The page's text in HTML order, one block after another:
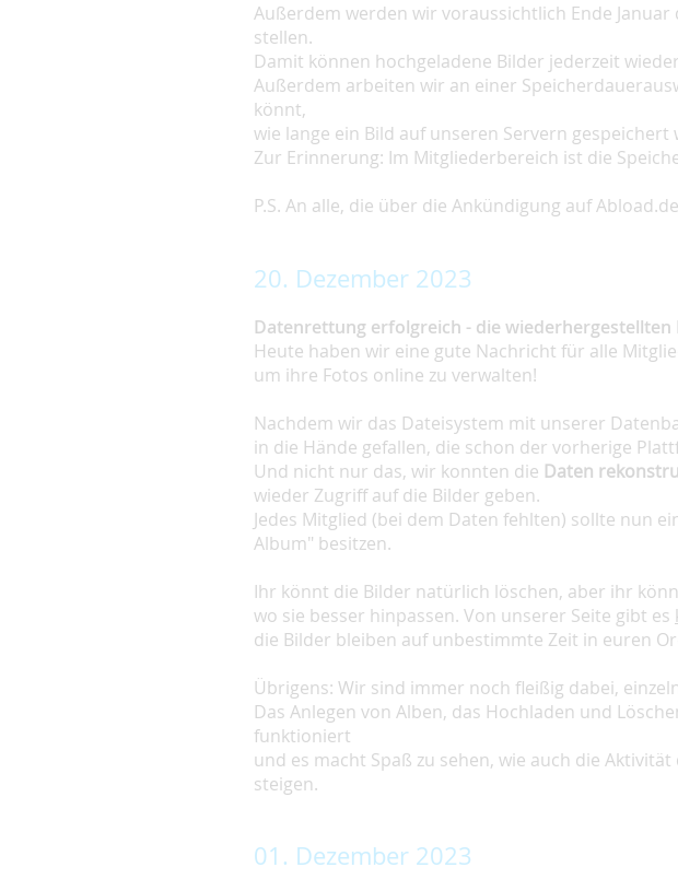
Außerdem werden wir voraussichtlich Ende
stellen.
Damit können hochgeladene Bilder jederzeit
Außerdem arbeiten wir an einer
könnt,
wie lange ein Bild auf unseren Servern gespeichert
Zur Erinnerung: Im Mitgliederbereich ist die
P.S. An alle, die über die Ankündigung auf
20. Dezember 2023
Datenrettung erfolgreich - die
Heute haben wir eine gute Nachricht für alle
um ihre Fotos online zu verwalten!
Nachdem wir das Dateisystem mit unserer
in die Hände gefallen, die schon der vorherige
Und nicht nur das, wir konnten die Daten
wieder Zugriff auf die Bilder geben.
Jedes Mitglied (bei dem Daten fehlten) sollte nun
Album" besitzen.
Ihr könnt die Bilder natürlich löschen, aber ihr
wo sie besser hinpassen. Von unserer Seite gibt es
die Bilder bleiben auf unbestimmte Zeit in euren
Übrigens: Wir sind immer noch fleißig dabei,
Das Anlegen von Alben, das Hochladen und
funktioniert
und es macht Spaß zu sehen, wie auch die
steigen.
01. Dezember 2023